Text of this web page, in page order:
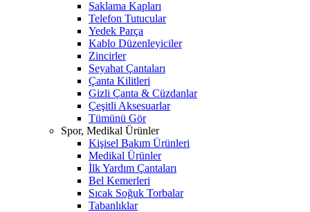
Saklama Kapları
Telefon Tutucular
Yedek Parça
Kablo Düzenleyiciler
Zincirler
Seyahat Çantaları
Çanta Kilitleri
Gizli Çanta & Cüzdanlar
Çeşitli Aksesuarlar
Tümünü Gör
Spor, Medikal Ürünler
Kişisel Bakım Ürünleri
Medikal Ürünler
İlk Yardım Çantaları
Bel Kemerleri
Sıcak Soğuk Torbalar
Tabanlıklar